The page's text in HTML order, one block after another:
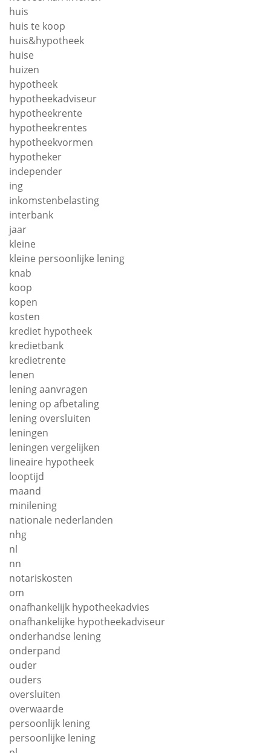
huis
huis te koop
huis&hypotheek
huise
huizen
hypotheek
hypotheekadviseur
hypotheekrente
hypotheekrentes
hypotheekvormen
hypotheker
independer
ing
inkomstenbelasting
interbank
jaar
kleine
kleine persoonlijke lening
knab
koop
kopen
kosten
krediet hypotheek
kredietbank
kredietrente
lenen
lening aanvragen
lening op afbetaling
lening oversluiten
leningen
leningen vergelijken
lineaire hypotheek
looptijd
maand
minilening
nationale nederlanden
nhg
nl
nn
notariskosten
om
onafhankelijk hypotheekadvies
onafhankelijke hypotheekadviseur
onderhandse lening
onderpand
ouder
ouders
oversluiten
overwaarde
persoonlijk lening
persoonlijke lening